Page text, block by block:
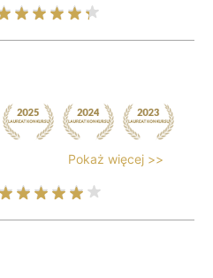
Pokaż więcej >>